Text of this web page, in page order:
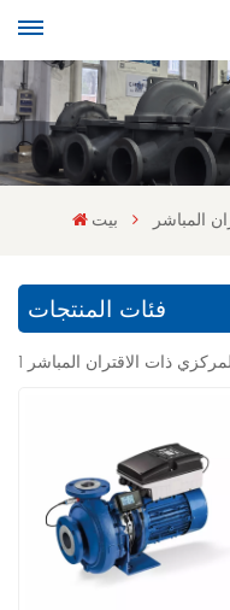
بيت المباشر
فئات المنتجات